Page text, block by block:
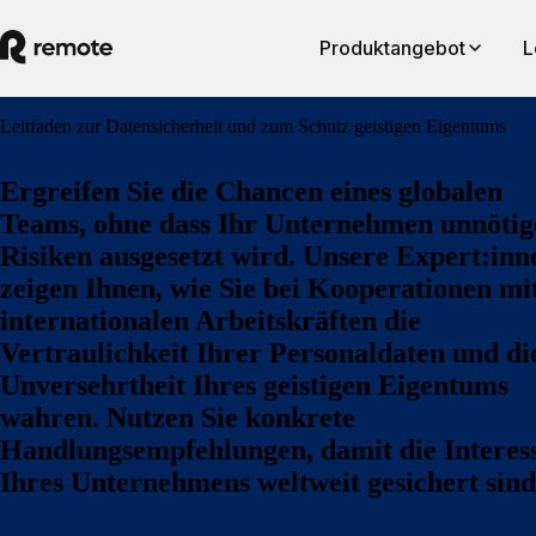
Produktangebot
Leitfaden zur Datensicherheit und zum Schutz geistigen Eigentums
Ergreifen Sie die Chancen eines globalen
Teams, ohne dass Ihr Unternehmen
Risiken ausgesetzt wird. Unsere
zeigen Ihnen, wie Sie bei Kooperationen
internationalen Arbeitskräften die
Vertraulichkeit Ihrer Personaldaten und
Unversehrtheit Ihres geistigen Eigentums
wahren. Nutzen Sie konkrete
Handlungsempfehlungen, damit die
Ihres Unternehmens weltweit gesichert